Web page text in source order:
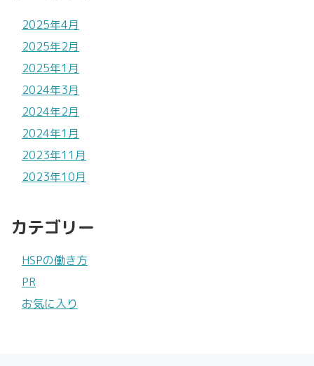
2025年4月
2025年2月
2025年1月
2024年3月
2024年2月
2024年1月
2023年11月
2023年10月
カテゴリー
HSPの働き方
PR
お気に入り